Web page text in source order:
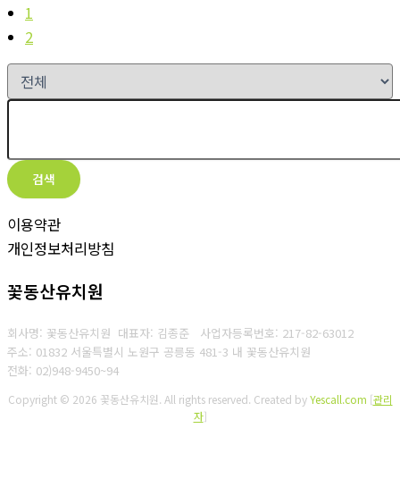
1
2
검색
이용약관
개인정보처리방침
꽃동산유치원
회사명: 꽃동산유치원 대표자: 김종준 사업자등록번호: 217-82-63012
주소: 01832 서울특별시 노원구 공릉동 481-3 내 꽃동산유치원
전화: 02)948-9450~94
Copyright © 2026 꽃동산유치원. All rights reserved. Created byYescall.com [관리
자]